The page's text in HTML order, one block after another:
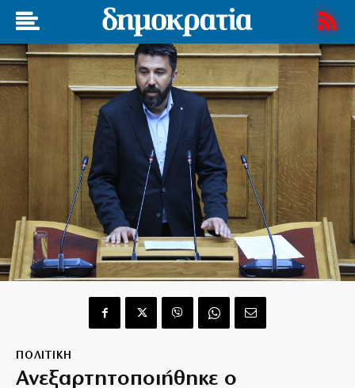
ΠΟΛΙΤΙΚΗ
Ανεξαρτητοποιήθηκε ο